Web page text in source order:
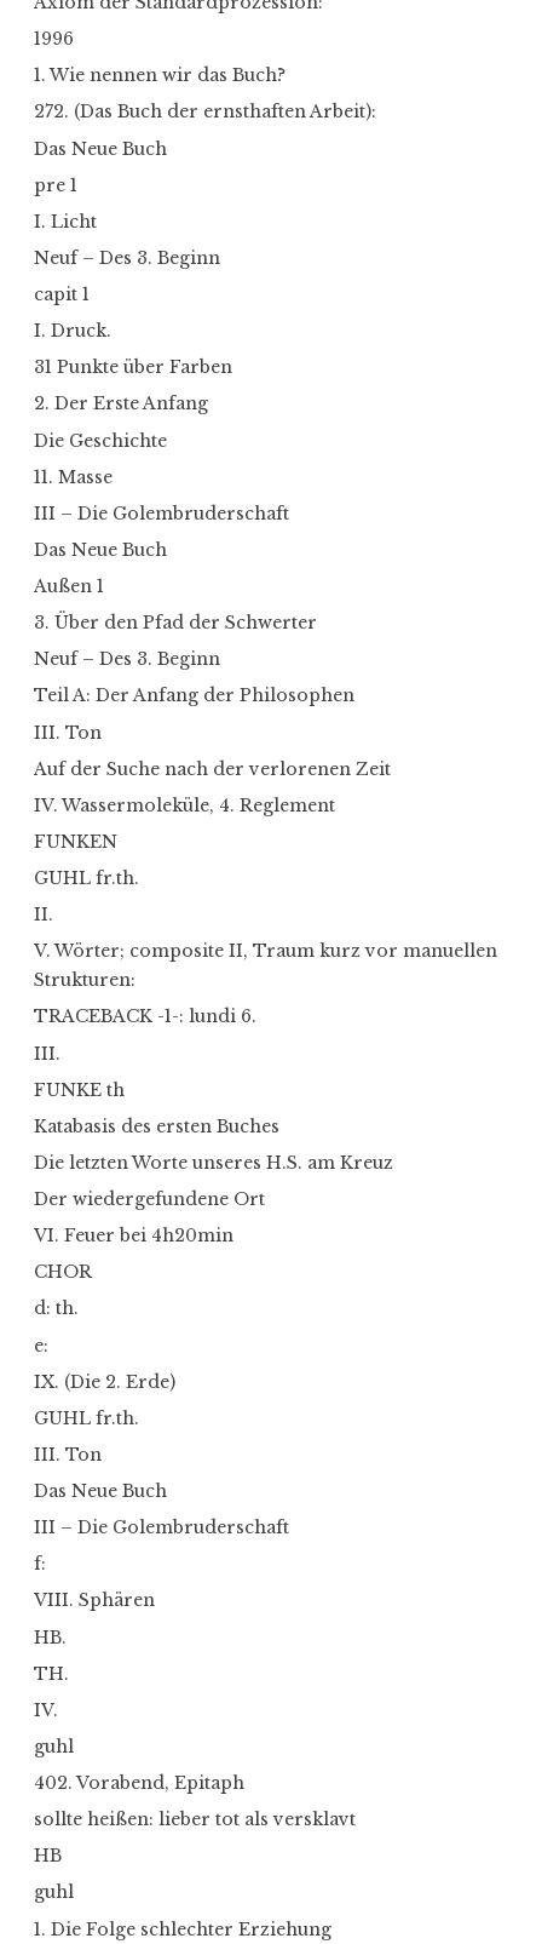
1996
1. Wie nennen wir das Buch?
272. (Das Buch der ernsthaften Arbeit):
Das Neue Buch
pre 1
I. Licht
Neuf – Des 3. Beginn
capit 1
I. Druck.
31 Punkte über Farben
2. Der Erste Anfang
Die Geschichte
11. Masse
III – Die Golembruderschaft
Das Neue Buch
Außen 1
3. Über den Pfad der Schwerter
Neuf – Des 3. Beginn
Teil A: Der Anfang der Philosophen
III. Ton
Auf der Suche nach der verlorenen Zeit
IV. Wassermoleküle, 4. Reglement
FUNKEN
GUHL fr.th.
II.
V. Wörter; composite II, Traum kurz vor manuellen
Strukturen:
TRACEBACK -1-: lundi 6.
III.
FUNKE th
Katabasis des ersten Buches
Die letzten Worte unseres H.S. am Kreuz
Der wiedergefundene Ort
VI. Feuer bei 4h20min
CHOR
d: th.
e:
IX. (Die 2. Erde)
GUHL fr.th.
III. Ton
Das Neue Buch
III – Die Golembruderschaft
f:
VIII. Sphären
HB.
TH.
IV.
guhl
402. Vorabend, Epitaph
sollte heißen: lieber tot als versklavt
HB
guhl
1. Die Folge schlechter Erziehung